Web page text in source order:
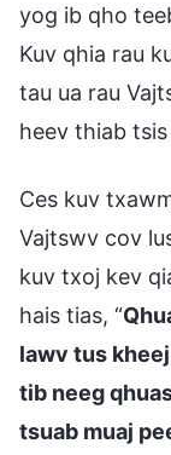
yog ib qho
Kuv qhia rau
tau ua rau
heev thiab
Ces kuv
Vajtswv cov
kuv txoj kev
hais tias, “
lawv tus
tib neeg
tsuab muaj